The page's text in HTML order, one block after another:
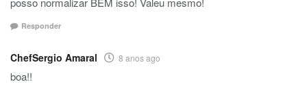
Responder
ChefSergio Amaral 8 anos ago
boa!!